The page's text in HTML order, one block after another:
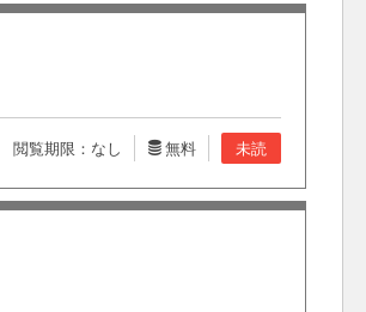
未読
無料
閲覧期限：なし